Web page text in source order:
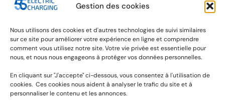
Gestion des cookies
Nous utilisons des cookies et d'autres technologies de suivi similaires
sur ce site pour améliorer votre expérience en ligne et comprendre
comment vous utilisez notre site. Votre vie privée est essentielle pour
nous, et nous nous engageons à protéger vos données personnelles.
En cliquant sur "J'accepte" ci-dessous, vous consentez à l'utilisation de
cookies. Ces cookies nous aident à analyser le trafic du site et à
personnaliser le contenu et les annonces.
Notre réseau
A propos
Notre équipe